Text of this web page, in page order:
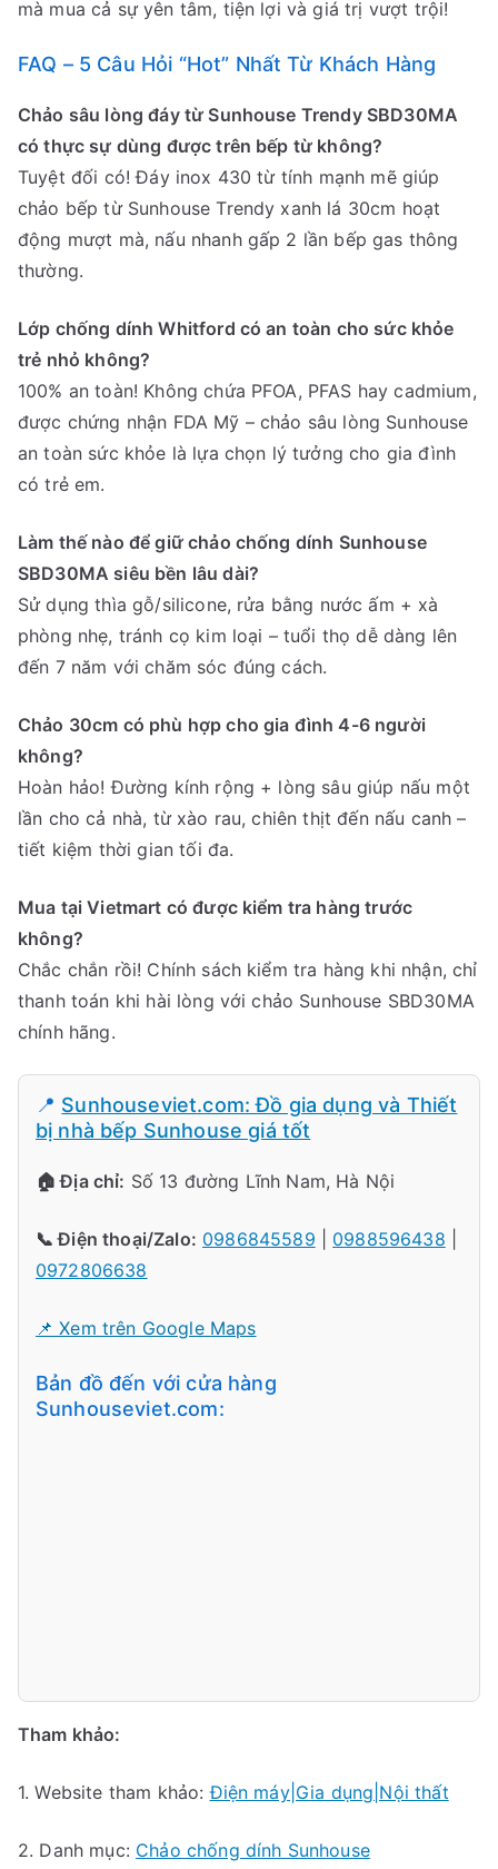
mà mua cả sự yên tâm, tiện lợi và giá trị vượt trội!
FAQ – 5 Câu Hỏi “Hot” Nhất Từ Khách Hàng
Chảo sâu lòng đáy từ Sunhouse Trendy SBD30MA
có thực sự dùng được trên bếp từ không?
Tuyệt đối có! Đáy inox 430 từ tính mạnh mẽ giúp
chảo bếp từ Sunhouse Trendy xanh lá 30cm hoạt
động mượt mà, nấu nhanh gấp 2 lần bếp gas thông
thường.
Lớp chống dính Whitford có an toàn cho sức khỏe
trẻ nhỏ không?
100% an toàn! Không chứa PFOA, PFAS hay cadmium,
được chứng nhận FDA Mỹ – chảo sâu lòng Sunhouse
an toàn sức khỏe là lựa chọn lý tưởng cho gia đình
có trẻ em.
Làm thế nào để giữ chảo chống dính Sunhouse
SBD30MA siêu bền lâu dài?
Sử dụng thìa gỗ/silicone, rửa bằng nước ấm + xà
phòng nhẹ, tránh cọ kim loại – tuổi thọ dễ dàng lên
đến 7 năm với chăm sóc đúng cách.
Chảo 30cm có phù hợp cho gia đình 4-6 người
không?
Hoàn hảo! Đường kính rộng + lòng sâu giúp nấu một
lần cho cả nhà, từ xào rau, chiên thịt đến nấu canh –
tiết kiệm thời gian tối đa.
Mua tại Vietmart có được kiểm tra hàng trước
không?
Chắc chắn rồi! Chính sách kiểm tra hàng khi nhận, chỉ
thanh toán khi hài lòng với chảo Sunhouse SBD30MA
chính hãng.
📍 Sunhouseviet.com: Đồ gia dụng và Thiết
bị nhà bếp Sunhouse giá tốt
🏠 Địa chỉ: Số 13 đường Lĩnh Nam, Hà Nội
📞 Điện thoại/Zalo: 0986845589 0988596438
0972806638
📌 Xem trên Google Maps
Bản đồ đến với cửa hàng
Sunhouseviet.com:
Tham khảo:
1. Website tham khảo:Điện máy|Gia dụng|Nội thất
2. Danh mục: Chảo chống dính Sunhouse